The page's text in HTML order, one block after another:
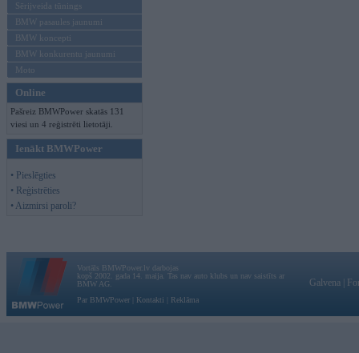
Sērijveida tūnings
BMW pasaules jaunumi
BMW koncepti
BMW konkurentu jaunumi
Moto
Online
Pašreiz BMWPower skatās 131
viesi un 4 reģistrēti lietotāji.
Ienākt BMWPower
• Pieslēgties
• Reģistrēties
• Aizmirsi paroli?
Vortāls BMWPower.lv darbojas
kopš 2002. gada 14. maija. Tas nav auto klubs un nav saistīts ar
BMW AG.
Par BMWPower
Kontakti Reklāma
Galvena